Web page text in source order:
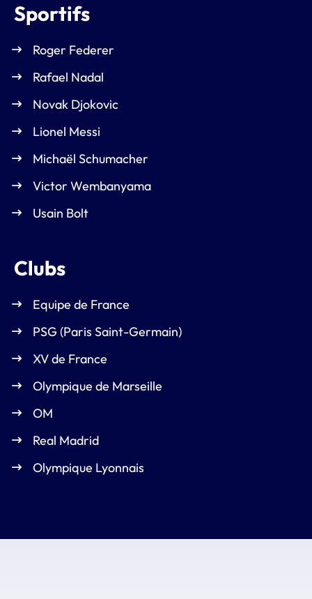
Sportifs
Roger Federer
Rafael Nadal
Novak Djokovic
Lionel Messi
Michaël Schumacher
Victor Wembanyama
Usain Bolt
Clubs
Equipe de France
PSG (Paris Saint-Germain)
XV de France
Olympique de Marseille
OM
Real Madrid
Olympique Lyonnais